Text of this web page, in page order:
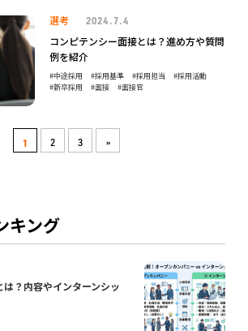
選考 2024.7.4
コンピテンシー面接とは？進め方や質問
例を紹介
中途採用 採用基準 採用担当
採用活動
新卒採用
面接 面接官
1 2 3 »
キング
？内容やインターンシッ